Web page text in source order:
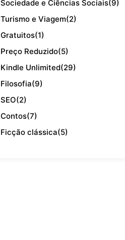
Sociedade e Ciências Sociais(9)
Turismo e Viagem(2)
Gratuitos(1)
Preço Reduzido(5)
Kindle Unlimited(29)
Filosofia(9)
SEO(2)
Contos(7)
Ficção clássica(5)